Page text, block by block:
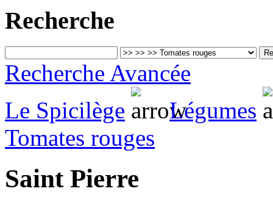
Recherche
Recherche Avancée
Le Spicilège
Légumes
Tomates rouges
Saint Pierre